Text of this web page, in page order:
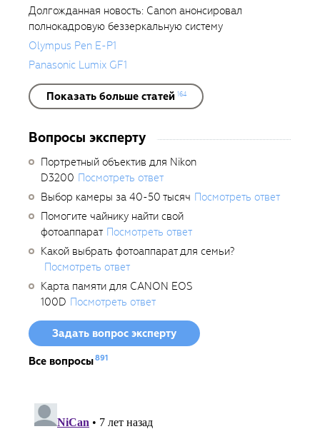
Долгожданная новость: Canon анонсировал
полнокадровую беззеркальную систему
Olympus Pen E-P1
Panasonic Lumix GF1
Показать больше статей 164
Вопросы эксперту
Портретный объектив для Nikon
D3200 Посмотреть ответ
Выбор камеры за 40-50 тысяч Посмотреть ответ
Помогите чайнику найти свой
фотоаппарат Посмотреть ответ
Какой выбрать фотоаппарат для семьи?
Посмотреть ответ
Карта памяти для CANON EOS
100D Посмотреть ответ
Задать вопрос эксперту
Все вопросы891